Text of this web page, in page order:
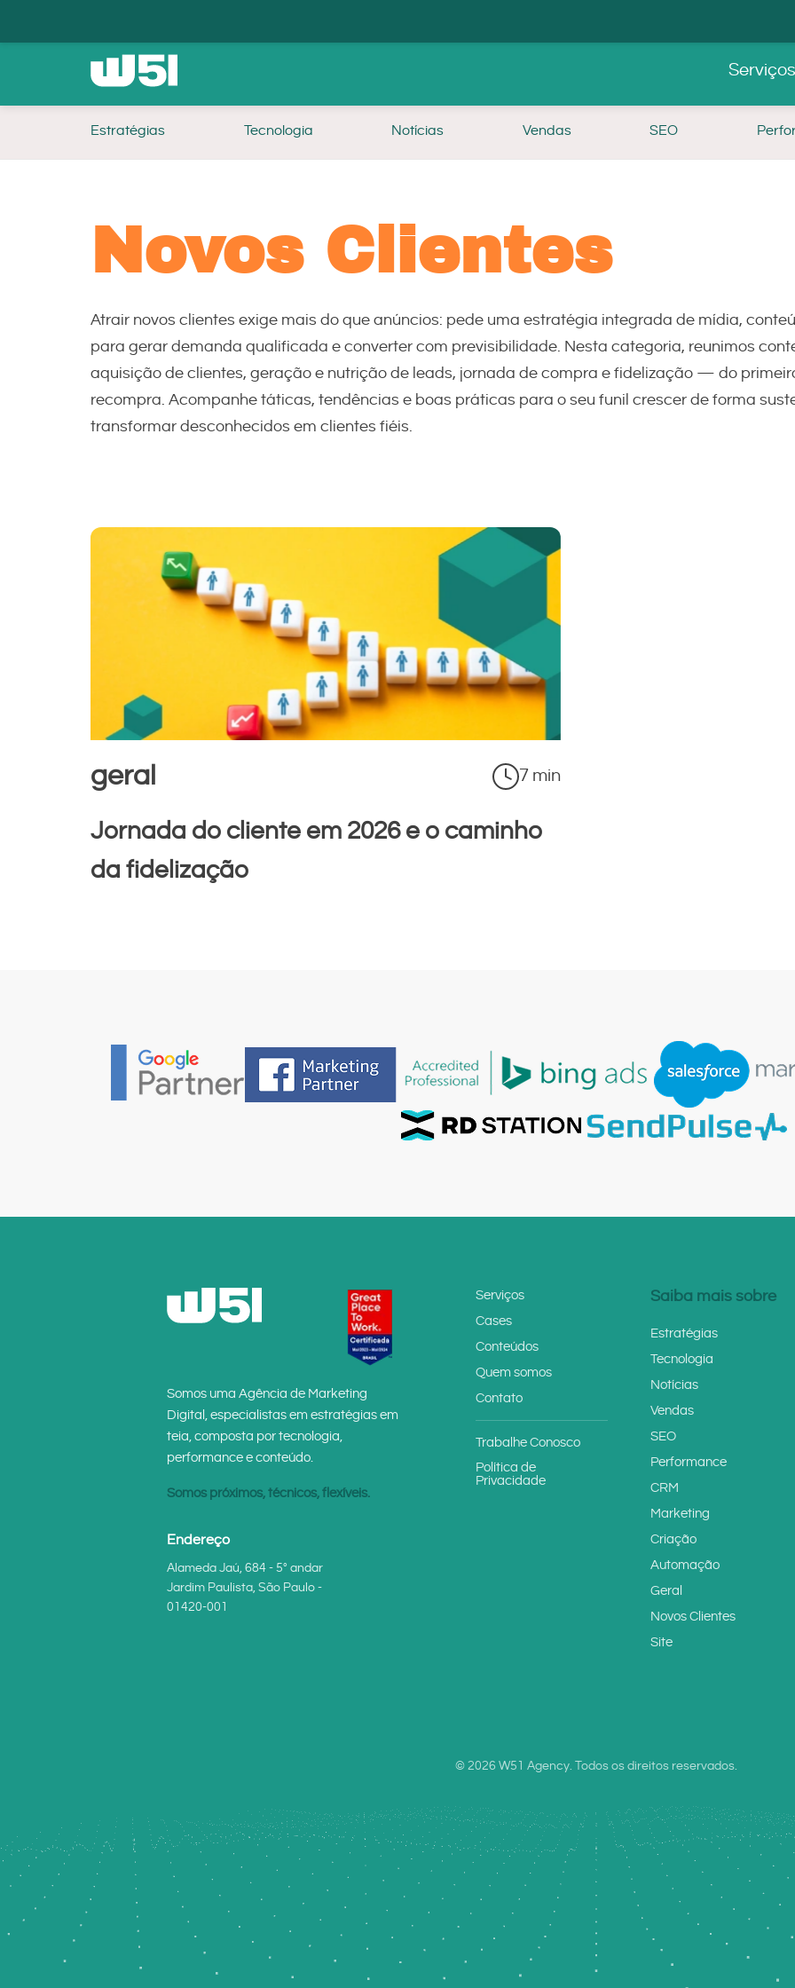
Serviços
Estratégias Tecnologia Notícias Vendas SEO
Novos Clientes
Atrair novos clientes exige mais do que anúncios: pede uma estratégia integrada de mídia,
para gerar demanda qualificada e converter com previsibilidade. Nesta categoria, reunimos
aquisição de clientes, geração e nutrição de leads, jornada de compra e fidelização — do
recompra. Acompanhe táticas, tendências e boas práticas para o seu funil crescer de forma
transformar desconhecidos em clientes fiéis.
geral 7 min
Jornada do cliente em 2026 e o caminho
da fidelização
Somos uma Agência de Marketing
Digital, especialistas em estratégias em
teia, composta por tecnologia,
performance e conteúdo.
Somos próximos, técnicos, flexíveis.
Endereço
Alameda Jaú, 684 - 5° andar
Jardim Paulista, São Paulo -
01420-001
Serviços
Cases
Conteúdos
Quem somos
Contato
Trabalhe Conosco
Política de
Privacidade
Saiba mais sobre
Estratégias
Tecnologia
Notícias
Vendas
SEO
Performance
CRM
Marketing
Criação
Automação
Geral
Novos Clientes
Site
© 2026 W51 Agency. Todos os direitos reservados.